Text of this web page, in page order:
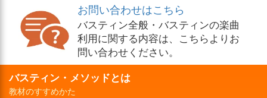
お問い合わせはこちら
バスティン全般・バスティンの楽曲
利用に関する内容は、こちらよりお
問い合わせください。
バスティン・メソッドとは
教材のすすめかた